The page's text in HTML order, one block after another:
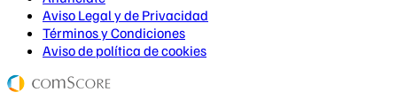
Aviso Legal y de Privacidad
Términos y Condiciones
Aviso de política de cookies